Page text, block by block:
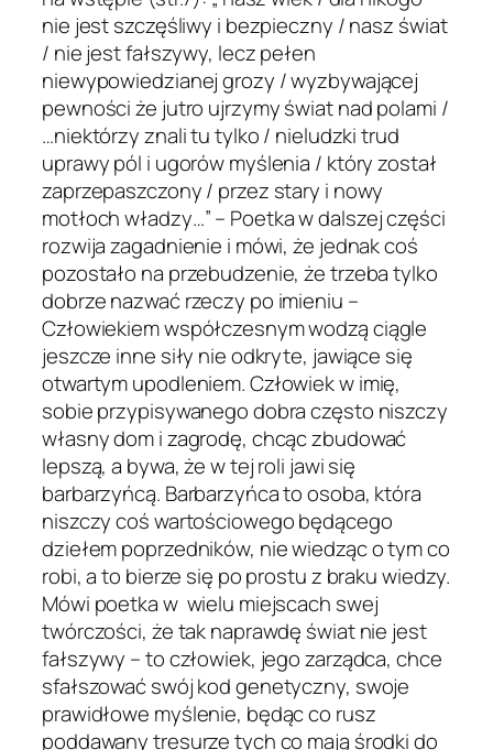
nie jest szczęśliwy i bezpieczny / nasz świat
/ nie jest fałszywy, lecz pełen
niewypowiedzianej grozy / wyzbywającej
pewności że jutro ujrzymy świat nad polami /
…niektórzy znali tu tylko / nieludzki trud
uprawy pól i ugorów myślenia / który został
zaprzepaszczony / przez stary i nowy
motłoch władzy…” – Poetka w dalszej części
rozwija zagadnienie i mówi, że jednak coś
pozostało na przebudzenie, że trzeba tylko
dobrze nazwać rzeczy po imieniu –
Człowiekiem współczesnym wodzą ciągle
jeszcze inne siły nie odkryte, jawiące się
otwartym upodleniem. Człowiek w imię,
sobie przypisywanego dobra często niszczy
własny dom i zagrodę, chcąc zbudować
lepszą, a bywa, że w tej roli jawi się
barbarzyńcą. Barbarzyńca to osoba, która
niszczy coś wartościowego będącego
dziełem poprzedników, nie wiedząc o tym co
robi, a to bierze się po prostu z braku wiedzy.
Mówi poetka w wielu miejscach swej
twórczości, że tak naprawdę świat nie jest
fałszywy – to człowiek, jego zarządca, chce
sfałszować swój kod genetyczny, swoje
prawidłowe myślenie, będąc co rusz
poddawany tresurze tych co mają środki do